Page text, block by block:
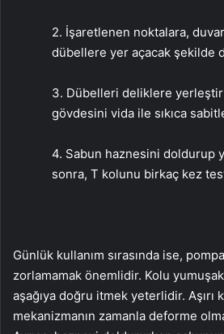
2. İşaretlenen noktalara, duvar
dübellere yer açacak şekilde
3. Dübelleri deliklere
gövdesini vida ile sıkıca
4. Sabun haznesini doldurup
sonra, T kolunu birkaç kez test
Günlük kullanım sırasında ise,
zorlamamak önemlidir. Kolu
aşağıya doğru itmek yeterlidir. Aşırı
mekanizmanın zamanla deforme